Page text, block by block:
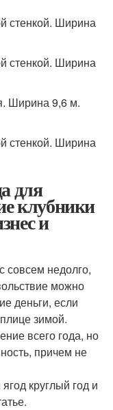
стенкой. Ширина
стенкой. Ширина
Ширина 9,6 м.
стенкой. Ширина
для
клубники
и
совсем недолго,
можно
деньги, если
зимой.
всего года, но
причем не
круглый год и